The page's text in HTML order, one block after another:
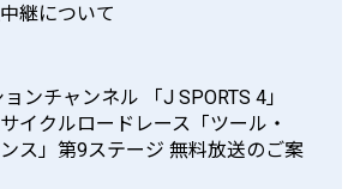
継について
ンチャンネル 「J SPORTS 4」
イクルロードレース「ツール・
ス」第9ステージ 無料放送のご案